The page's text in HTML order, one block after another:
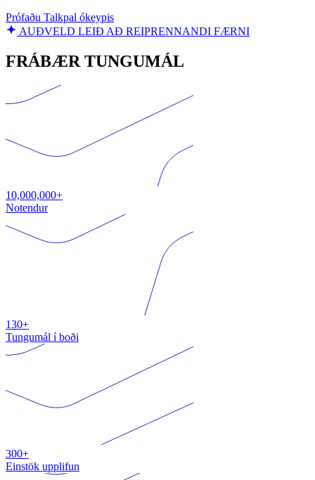
Prófaðu Talkpal ókeypis
AUÐVELD LEIÐ AÐ REIPRENNANDI FÆRNI
FRÁBÆR TUNGUMÁL
10,000,000+
Notendur
130+
Tungumál í boði
300+
Einstök upplifun